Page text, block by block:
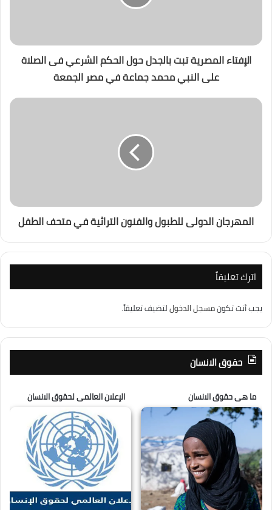
الإفتاء المصرية تبت بالجدل حول الحكم الشرعي فى الصلاة
على النبي محمد جماعة في مصر الجمعة
المهرجان الدولى للطبول والفنون التراثية في متحف الطفل
اترك تعليقاً
يجب أنت تكونمسجل الدخوللتضيف تعليقاً.
حقوق الانسان
ما هى حقوق الانسان الإعلان العالمى لحقوق الانسان